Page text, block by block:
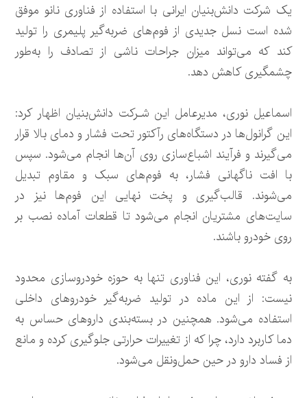
یک شرکت دانش‌بنیان ایرانی با استفاده از فناوری نانو موفق
شده است نسل جدیدی از فوم‌های ضربه‌گیر پلیمری را تولید
کند که می‌تواند میزان جراحات ناشی از تصادف را به‌طور
چشمگیری کاهش دهد.
اسماعیل نوری، مدیرعامل این شـرکت دانش‌بنیان اظهار کرد:
این گرانول‌ها در دستگاه‌های رآکتور تحت فشار و دمای بالا قرار
می‌گیرند و فرآیند اشباع‌سازی روی آن‌ها انجام می‌شود. سپس
با افت ناگهانی فشار، به فوم‌های سبک و مقاوم تبدیل
می‌شوند. قالب‌گیری و پخت نهایی این فوم‌ها نیز در
سایت‌های مشتریان انجام می‌شود تا قطعات آماده نصب بر
روی خودرو باشند.
به گفته نوری، این فناوری تنها به حوزه خودروسازی محدود
نیست: از این ماده در تولید ضربه‌گیر خودروهای داخلی
استفاده می‌شود. همچنین در بسته‌بندی داروهای حساس به
دما کاربرد دارد، چرا که از تغییرات حرارتی جلوگیری کرده و مانع
از فساد دارو در حین حمل‌ونقل می‌شود.